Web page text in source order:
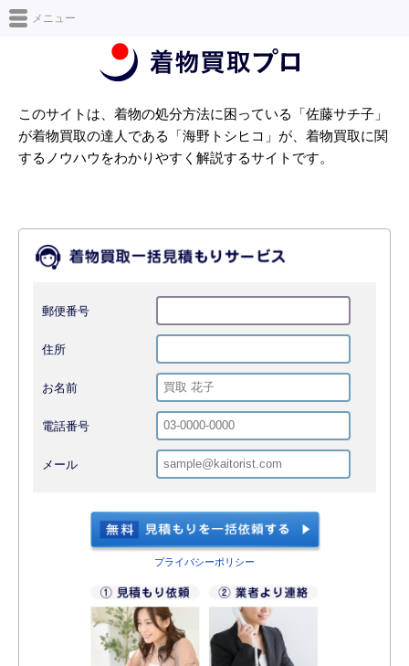
日本最大級の着物買取情報サイト [着物買取プロ]
メニュー
このサイトは、着物の処分方法に困っている「佐藤サチ子」
が着物買取の達人である「海野トシヒコ」が、着物買取に関
するノウハウをわかりやすく解説するサイトです。
郵便番号
住所
お名前
電話番号
メール
プライバシーポリシー